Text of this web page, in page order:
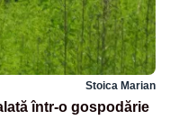
Stoica Marian
într-o gospodărie